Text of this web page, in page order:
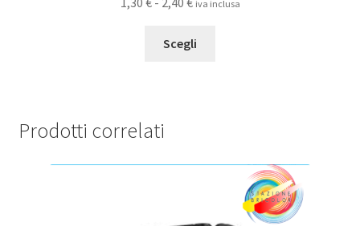
prezzo:
iva inclusa
Scegli
possono
essere
scelte
Prodotti correlati